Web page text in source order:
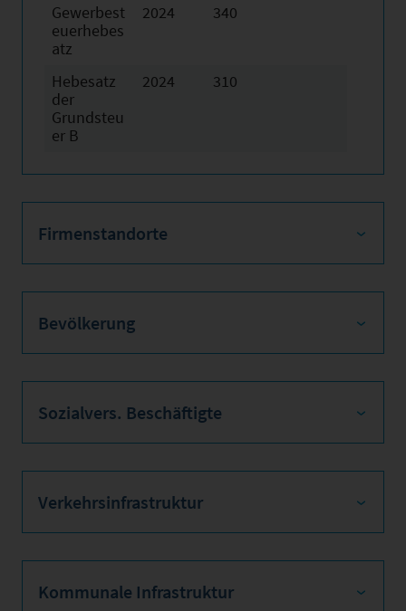
Gewerbest
euerhebes
atz
2024 340
Hebesatz
der
Grundsteu
er B
2024 310
Firmenstandorte
Bevölkerung
Sozialvers. Beschäftigte
Verkehrsinfrastruktur
Kommunale Infrastruktur